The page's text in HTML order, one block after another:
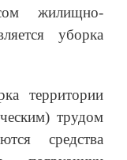
жилищно-
уборка
территории
трудом
средства